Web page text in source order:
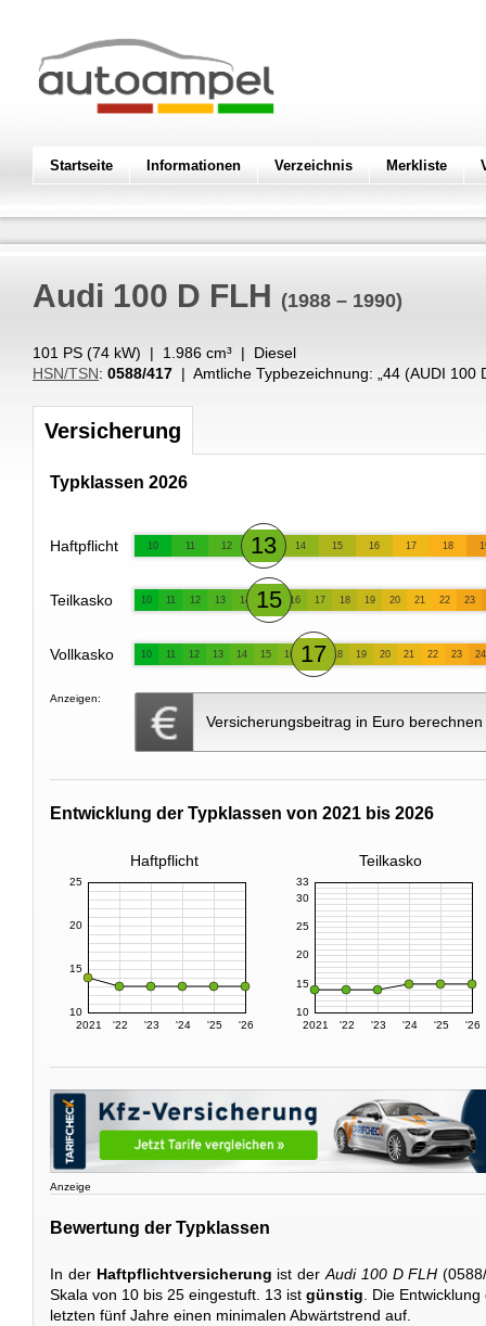
Startseite Informationen Verzeichnis Merkliste
Audi 100 D FLH (1988 – 1990)
101 PS (74 kW) | 1.986 cm³ | Diesel
HSN/TSN: 0588/417 | Amtliche Typbezeichnung: „ 44 (AUDI 100
Versicherung
Typklassen 2026
Haftpflicht 10 11 12 13 14 15 16 17 18
Teilkasko 10 11 12 13 14 15 16 17 18 19 20 21 22 23
Vollkasko 10 11 12 13 14 15 16 17 18 19 20 21 22 23 24
Anzeigen:
Versicherungsbeitrag in Euro berechnen
Entwicklung der Typklassen von 2021 bis 2026
Haftpflicht Teilkasko
2021 '22 '23 '24 '25 '26
10
15
20
25
2021 '22 '23 '24 '25 '26
10
15
20
25
30
33
Anzeige
Bewertung der Typklassen
In der Haftpflichtversicherung ist derAudi 100 D FLH
Skala von 10 bis 25 eingestuft. 13 ist günstig . Die
letzten fünf Jahre einen minimalen Abwärtstrend auf.